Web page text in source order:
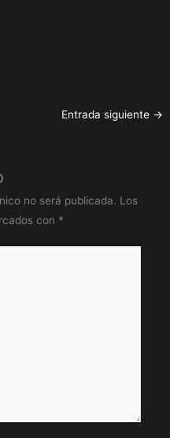
Entrada siguiente →
no será publicada. Los
con *